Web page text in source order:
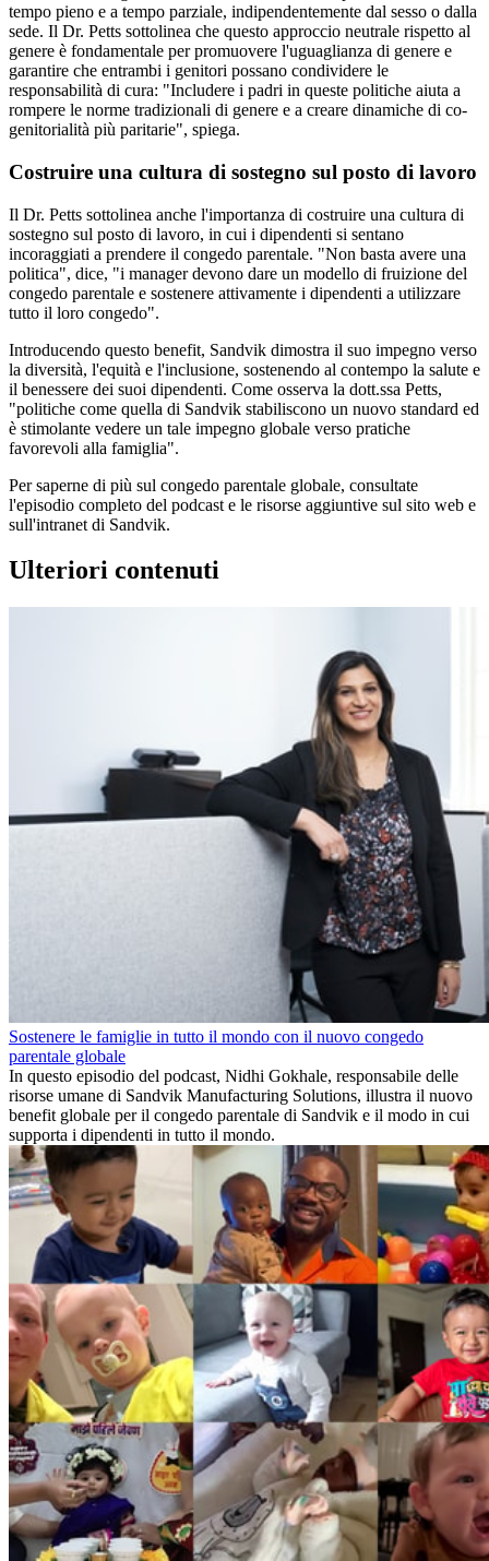
tempo pieno e a tempo parziale, indipendentemente dal sesso o dalla
sede. Il Dr. Petts sottolinea che questo approccio neutrale rispetto al
genere è fondamentale per promuovere l'uguaglianza di genere e
garantire che entrambi i genitori possano condividere le
responsabilità di cura: "Includere i padri in queste politiche aiuta a
rompere le norme tradizionali di genere e a creare dinamiche di co-
genitorialità più paritarie", spiega.
Costruire una cultura di sostegno sul posto di lavoro
Il Dr. Petts sottolinea anche l'importanza di costruire una cultura di
sostegno sul posto di lavoro, in cui i dipendenti si sentano
incoraggiati a prendere il congedo parentale. "Non basta avere una
politica", dice, "i manager devono dare un modello di fruizione del
congedo parentale e sostenere attivamente i dipendenti a utilizzare
tutto il loro congedo".
Introducendo questo benefit, Sandvik dimostra il suo impegno verso
la diversità, l'equità e l'inclusione, sostenendo al contempo la salute e
il benessere dei suoi dipendenti. Come osserva la dott.ssa Petts,
"politiche come quella di Sandvik stabiliscono un nuovo standard ed
è stimolante vedere un tale impegno globale verso pratiche
favorevoli alla famiglia".
Per saperne di più sul congedo parentale globale, consultate
l'episodio completo del podcast e le risorse aggiuntive sul sito web e
sull'intranet di Sandvik.
Ulteriori contenuti
Sostenere le famiglie in tutto il mondo con il nuovo congedo
parentale globale
In questo episodio del podcast, Nidhi Gokhale, responsabile delle
risorse umane di Sandvik Manufacturing Solutions, illustra il nuovo
benefit globale per il congedo parentale di Sandvik e il modo in cui
supporta i dipendenti in tutto il mondo.